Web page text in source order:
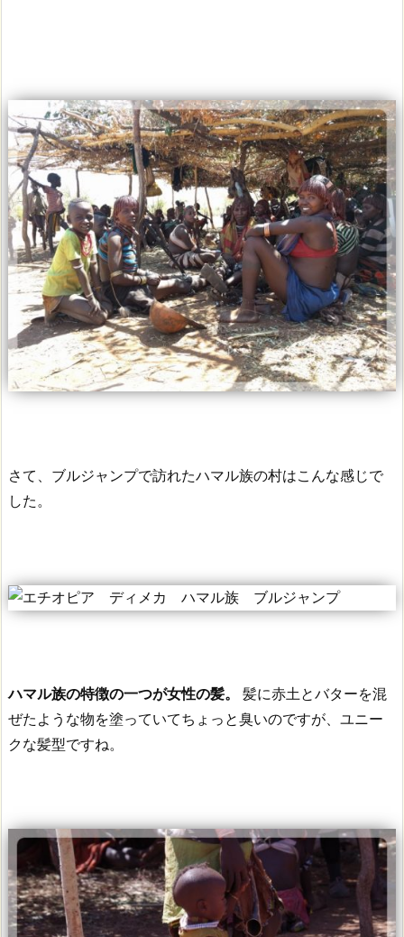
さて、ブルジャンプで訪れたハマル族の村はこんな感じで
した。
ハマル族の特徴の一つが女性の髪。
髪に赤土とバターを混
ぜたような物を塗っていてちょっと臭いのですが、ユニー
クな髪型ですね。